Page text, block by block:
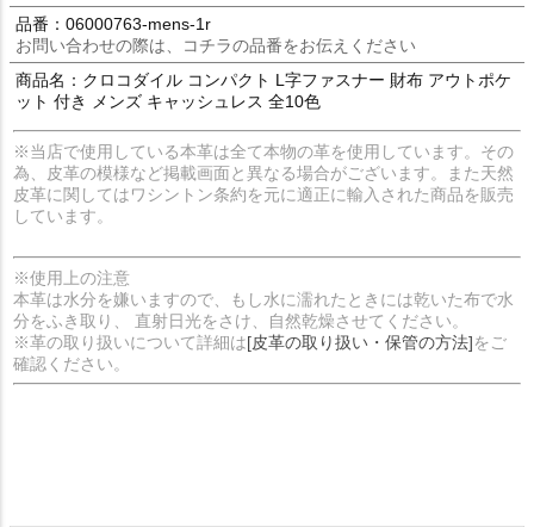
品番：06000763-mens-1r
お問い合わせの際は、コチラの品番をお伝えください
商品名：クロコダイル コンパクト L字ファスナー 財布 アウトポケ
ット 付き メンズ キャッシュレス 全10色
※当店で使用している本革は全て本物の革を使用しています。その
為、皮革の模様など掲載画面と異なる場合がございます。また天然
皮革に関してはワシントン条約を元に適正に輸入された商品を販売
しています。
※使用上の注意
本革は水分を嫌いますので、もし水に濡れたときには乾いた布で水
分をふき取り、 直射日光をさけ、自然乾燥させてください。
※革の取り扱いについて詳細は[皮革の取り扱い・保管の方法]をご
確認ください。